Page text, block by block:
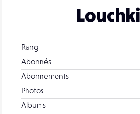
Louchki
Rang
Abonnés
Abonnements
Photos
Albums